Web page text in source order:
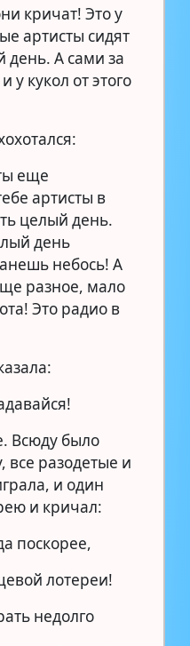
кричат! Это у
артисты сидят
день. А сами за
у кукол от этого
еще
артисты в
целый день.
день
небось! А
разное, мало
Это радио в
Всюду было
все разодетые и
и один
и кричал:
поскорее,
лотереи!
недолго